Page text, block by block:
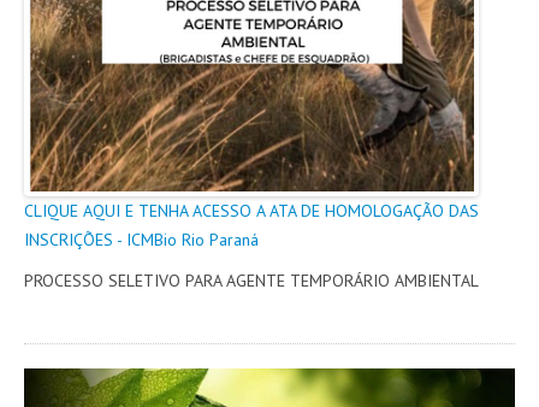
VÍDEOS
OUVIDORIA
REDES SOCIAIS
FACEBOOK
TWITTER
CLIQUE AQUI E TENHA ACESSO A ATA DE HOMOLOGAÇÃO DAS
INSCRIÇÕES - ICMBio Rio Paraná
PROCESSO SELETIVO PARA AGENTE TEMPORÁRIO AMBIENTAL